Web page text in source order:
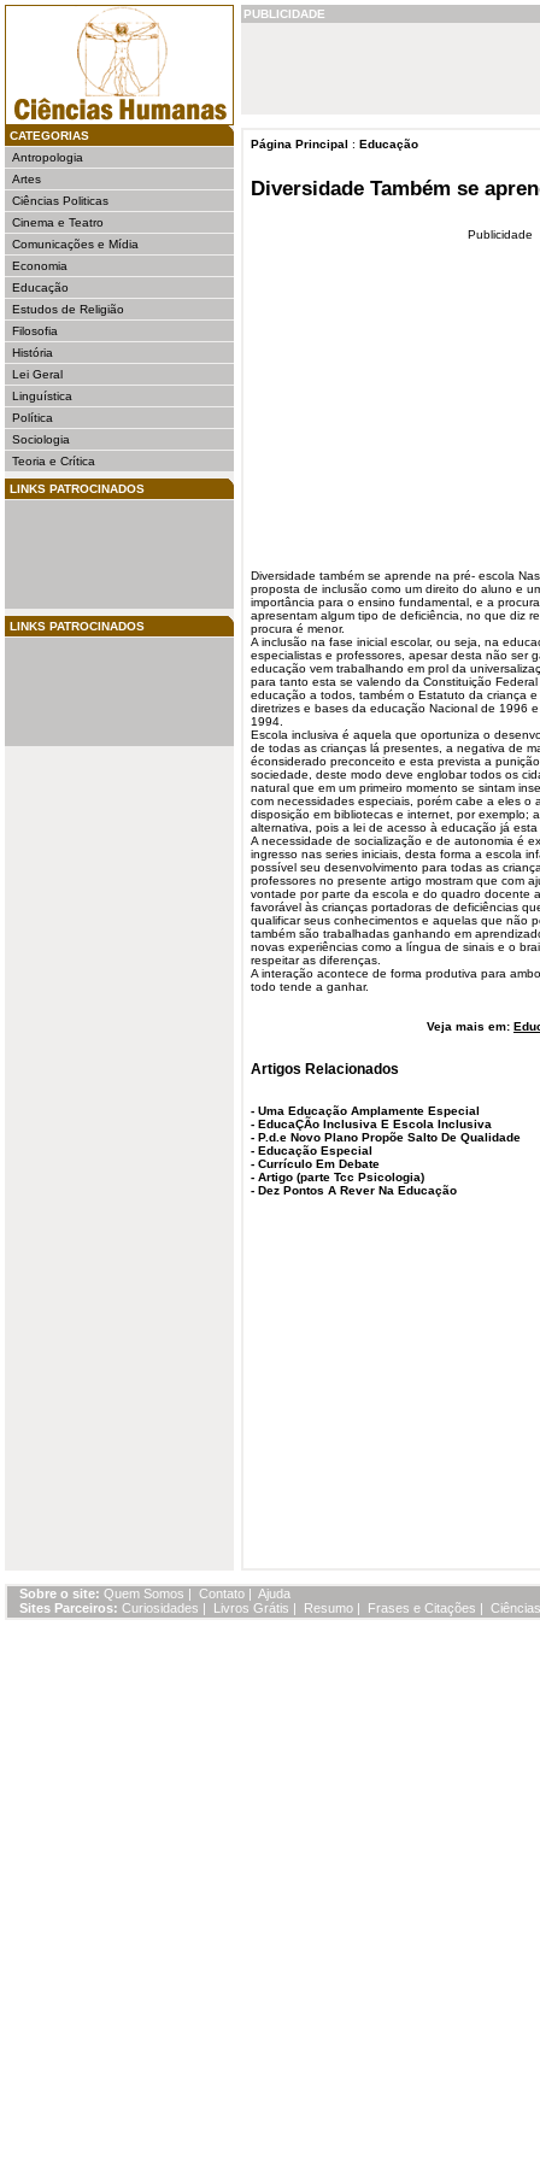
CATEGORIAS
Antropologia
Artes
Ciências Politicas
Cinema e Teatro
Comunicações e Mídia
Economia
Educação
Estudos de Religião
Filosofia
História
Lei Geral
Linguística
Política
Sociologia
Teoria e Crítica
LINKS PATROCINADOS
LINKS PATROCINADOS
PUBLICIDADE
Página Principal : Educação
Diversidade Também se
Publicidade
Diversidade também se aprende na pré- escola
proposta de inclusão como um direito do aluno e
importância para o ensino fundamental, e a
apresentam algum tipo de deficiência, no que diz
procura é menor.
A inclusão na fase inicial escolar, ou seja, na
especialistas e professores, apesar desta não ser
educação vem trabalhando em prol da
para tanto esta se valendo da Constituição
educação a todos, também o Estatuto da criança
diretrizes e bases da educação Nacional de 1996
1994.
Escola inclusiva é aquela que oportuniza o
de todas as crianças lá presentes, a negativa de
éconsiderado preconceito e esta prevista a
sociedade, deste modo deve englobar todos os
natural que em um primeiro momento se sintam
com necessidades especiais, porém cabe a eles o
disposição em bibliotecas e internet, por exemplo;
alternativa, pois a lei de acesso à educação já
A necessidade de socialização e de autonomia é
ingresso nas series iniciais, desta forma a escola
possível seu desenvolvimento para todas as
professores no presente artigo mostram que com
vontade por parte da escola e do quadro docente
favorável às crianças portadoras de deficiências
qualificar seus conhecimentos e aquelas que não
também são trabalhadas ganhando em
novas experiências como a língua de sinais e o
respeitar as diferenças.
A interação acontece de forma produtiva para
todo tende a ganhar.
Veja mais em:
Artigos Relacionados
- Uma Educação Amplamente Especial
- EducaÇÃo Inclusiva E Escola Inclusiva
- P.d.e Novo Plano Propõe Salto De Qualidade
- Educação Especial
- Currículo Em Debate
- Artigo (parte Tcc Psicologia)
- Dez Pontos A Rever Na Educação
Sobre o site: Quem Somos | Contato | Ajuda
Sites Parceiros: Curiosidades | Livros Grátis | Resumo | Frases e Citações |